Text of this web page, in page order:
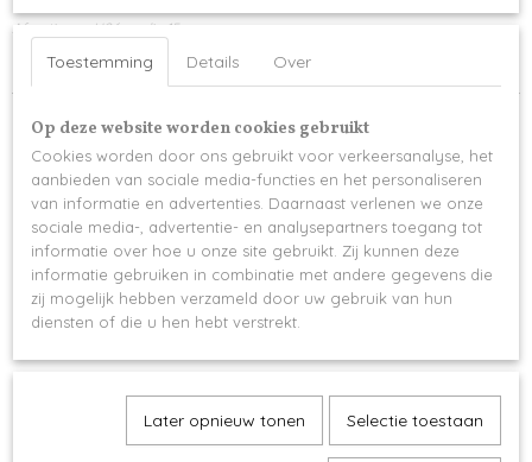
Afmetingen H26cm dia 15 cm
Levertijd 2 werkdagen
Ook interessant
Toestemming Details Over
Op deze website worden cookies gebruikt
Cookies worden door ons gebruikt voor verkeersanalyse, het
aanbieden van sociale media-functies en het personaliseren
van informatie en advertenties. Daarnaast verlenen we onze
sociale media-, advertentie- en analysepartners toegang tot
informatie over hoe u onze site gebruikt. Zij kunnen deze
informatie gebruiken in combinatie met andere gegevens die
zij mogelijk hebben verzameld door uw gebruik van hun
diensten of die u hen hebt verstrekt.
Later opnieuw tonen Selectie toestaan